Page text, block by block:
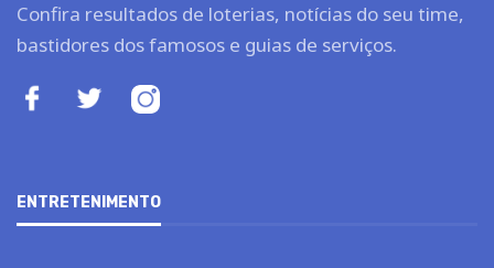
Confira resultados de loterias, notícias do seu time,
bastidores dos famosos e guias de serviços.
ENTRETENIMENTO